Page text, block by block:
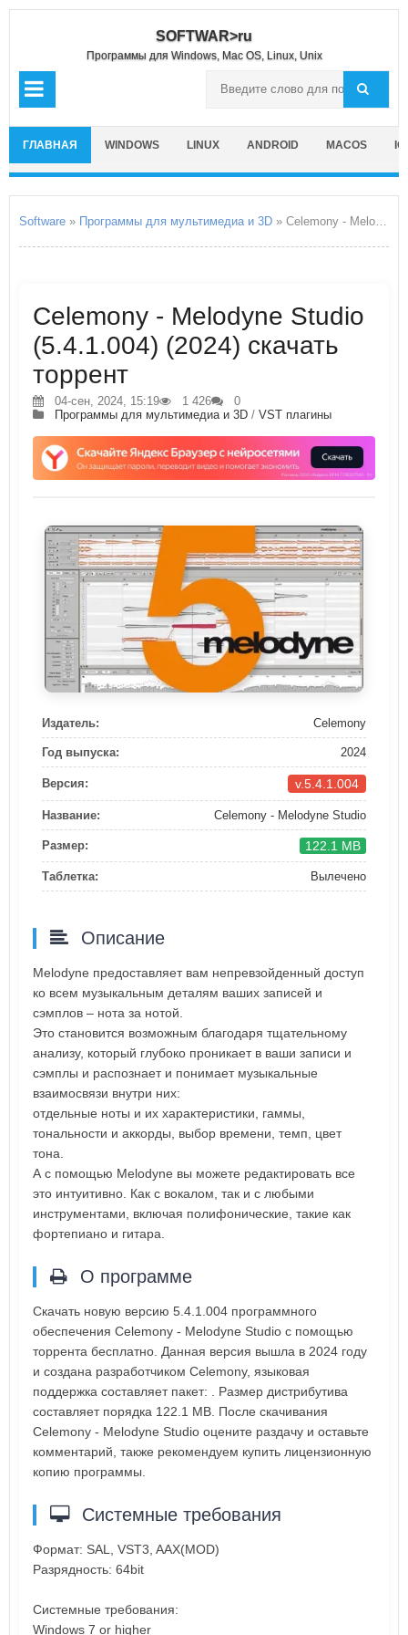
SOFTWAR>ru
Программы для Windows, Mac OS, Linux, Unix
ГЛАВНАЯ WINDOWS LINUX ANDROID MACOS
Software » Программы для мультимедиа и 3D » Celemony - Melodyne Studio
Celemony - Melodyne Studio
(5.4.1.004) (2024) скачать
торрент
04-сен, 2024, 15:19 1 426
0
Программы для мультимедиа и 3D / VST плагины
Издатель: Celemony
Год выпуска: 2024
Версия: v.5.4.1.004
Название: Celemony - Melodyne Studio
Размер: 122.1 MB
Таблетка: Вылечено
Описание
Melodyne предоставляет вам непревзойденный доступ
ко всем музыкальным деталям ваших записей и
сэмплов – нота за нотой.
Это становится возможным благодаря тщательному
анализу, который глубоко проникает в ваши записи и
сэмплы и распознает и понимает музыкальные
взаимосвязи внутри них:
отдельные ноты и их характеристики, гаммы,
тональности и аккорды, выбор времени, темп, цвет
тона.
А с помощью Melodyne вы можете редактировать все
это интуитивно. Как с вокалом, так и с любыми
инструментами, включая полифонические, такие как
фортепиано и гитара.
О программе
Скачать новую версию 5.4.1.004 программного
обеспечения Celemony - Melodyne Studio с помощью
торрента бесплатно. Данная версия вышла в 2024 году
и создана разработчиком Celemony, языковая
поддержка составляет пакет: . Размер дистрибутива
составляет порядка 122.1 MB. После скачивания
Celemony - Melodyne Studio оцените раздачу и оставьте
комментарий, также рекомендуем купить лицензионную
копию программы.
Системные требования
Формат: SAL, VST3, AAX(MOD)
Разрядность: 64bit
Системные требования:
Windows 7 or higher